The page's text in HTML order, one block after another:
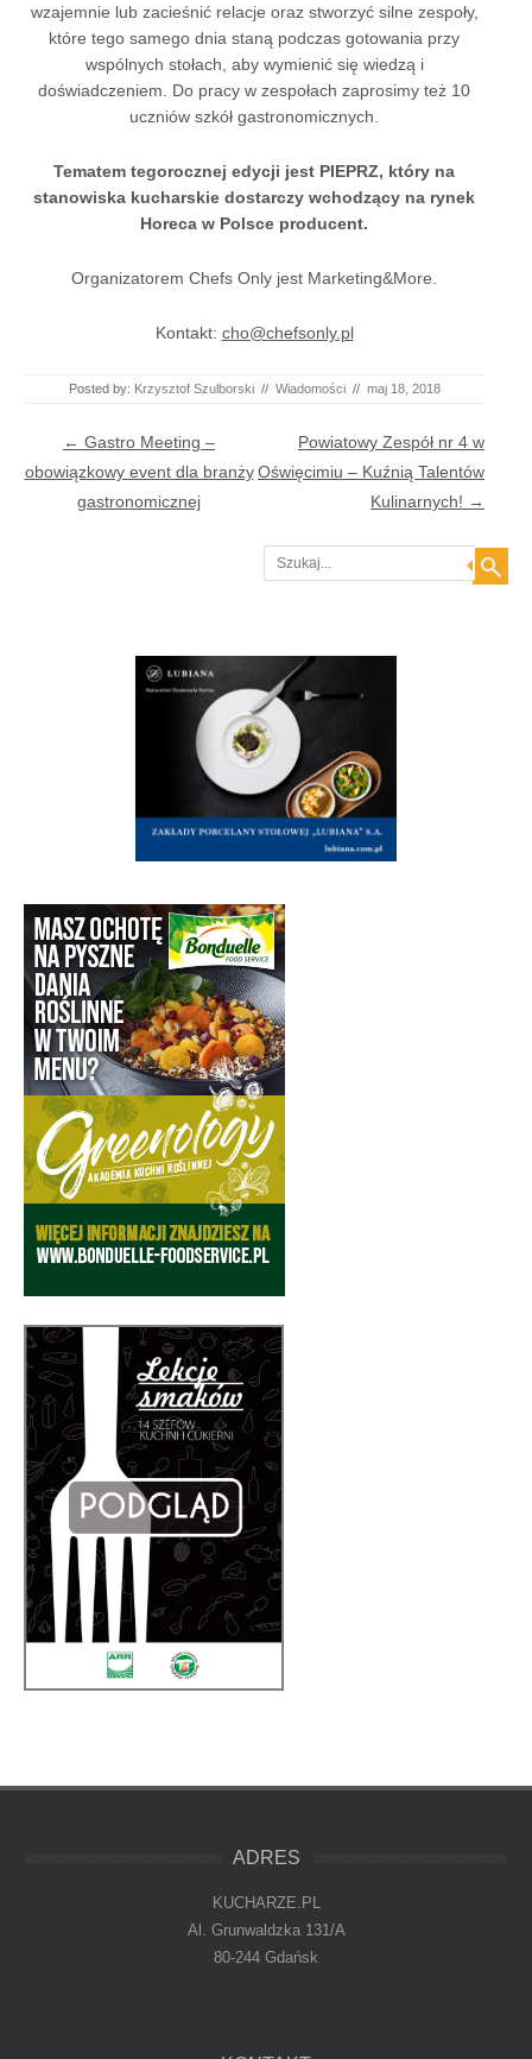
wzajemnie lub zacieśnić relacje oraz stworzyć silne zespoły,
które tego samego dnia staną podczas gotowania przy
wspólnych stołach, aby wymienić się wiedzą i
doświadczeniem. Do pracy w zespołach zaprosimy też 10
uczniów szkół gastronomicznych.
Tematem tegorocznej edycji jest PIEPRZ, który na
stanowiska kucharskie dostarczy wchodzący na rynek
Horeca w Polsce producent.
Organizatorem Chefs Only jest Marketing&More.
Kontakt: cho@chefsonly.pl
Posted by: Krzysztof Szulborski // Wiadomości // maj 18, 2018
Post navigation
← Gastro Meeting –
obowiązkowy event dla branży
gastronomicznej
Powiatowy Zespół nr 4 w
Oświęcimiu – Kuźnią Talentów
Kulinarnych! →
Search
ADRES
KUCHARZE.PL
Al. Grunwaldzka 131/A
80-244 Gdańsk